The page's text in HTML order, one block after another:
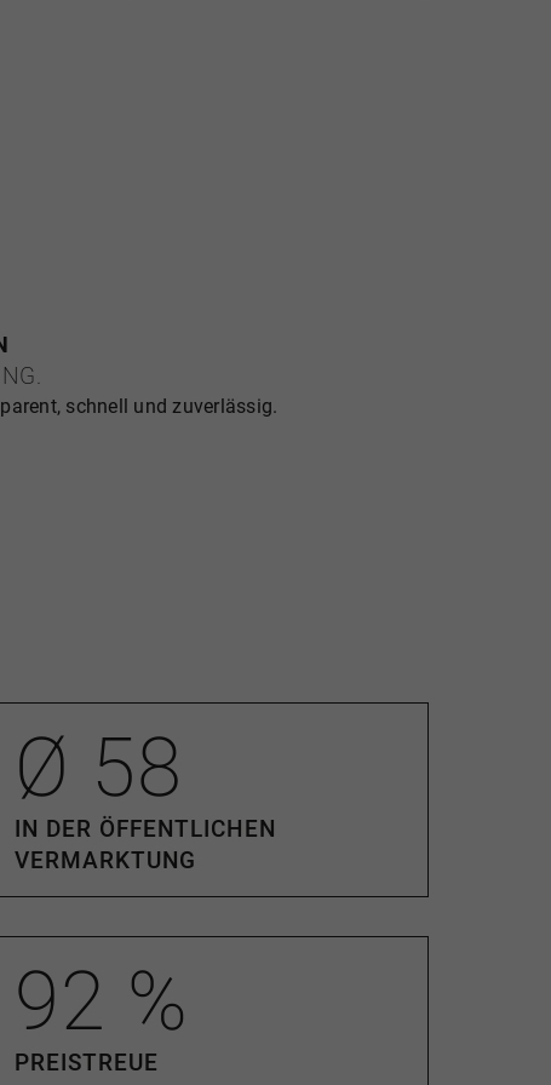
– sei es für den Verkauf, eine
zur strategischen
schnell und zuverlässig.
Ø 58
IN DER ÖFFENTLICHEN
VERMARKTUNG
92 %
PREISTREUE